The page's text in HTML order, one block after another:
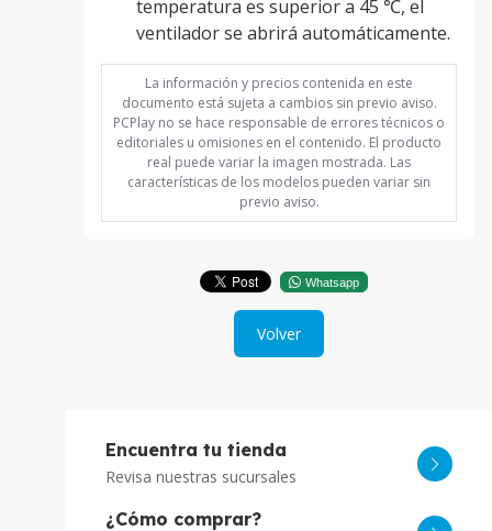
temperatura es superior a 45 ℃, el
ventilador se abrirá automáticamente.
La información y precios contenida en este
documento está sujeta a cambios sin previo aviso.
PCPlay no se hace responsable de errores técnicos o
editoriales u omisiones en el contenido. El producto
real puede variar la imagen mostrada. Las
características de los modelos pueden variar sin
previo aviso.
Whatsapp
Volver
Encuentra tu tienda
Revisa nuestras sucursales
¿Cómo comprar?